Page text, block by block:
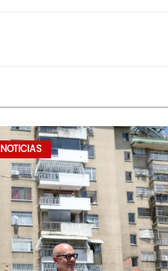
NOTICIAS